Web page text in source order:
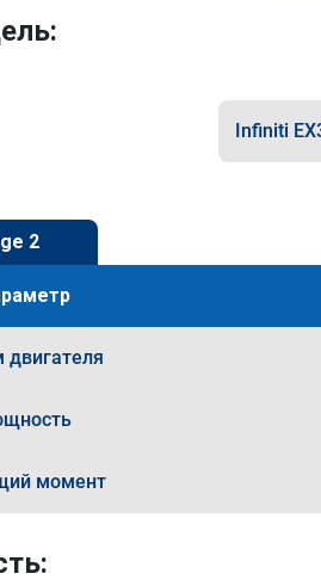
Infiniti
2
момент